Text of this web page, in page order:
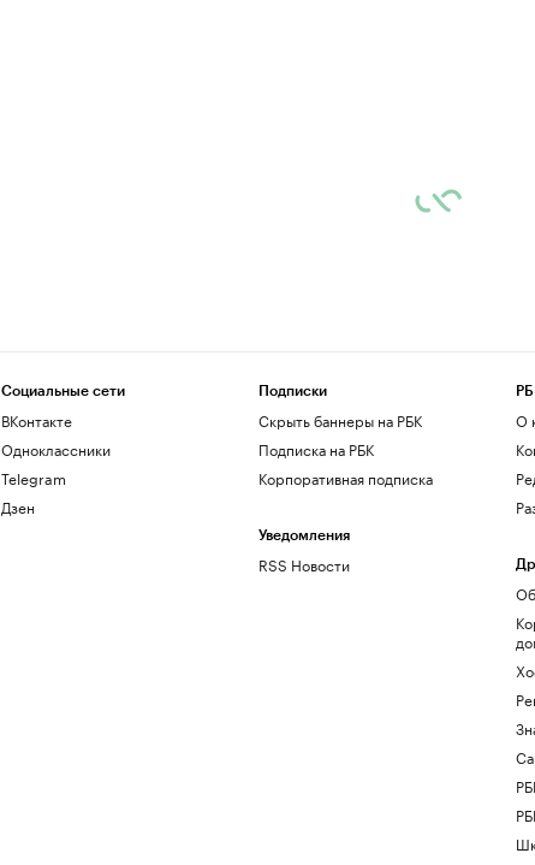
Социальные сети
ВКонтакте
Одноклассники
Telegram
Дзен
Подписки
Скрыть баннеры на РБК
Подписка на РБК
Корпоративная подписка
Уведомления
RSS Новости
О